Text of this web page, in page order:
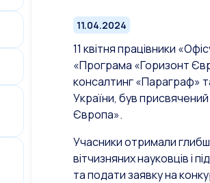
11.04.2024
11 квітня працівники
«Програма «Горизонт
консалтинг «Параграф»
України, був
Європа».
Учасники отримали
вітчизняних науковців і
та подати заявку на